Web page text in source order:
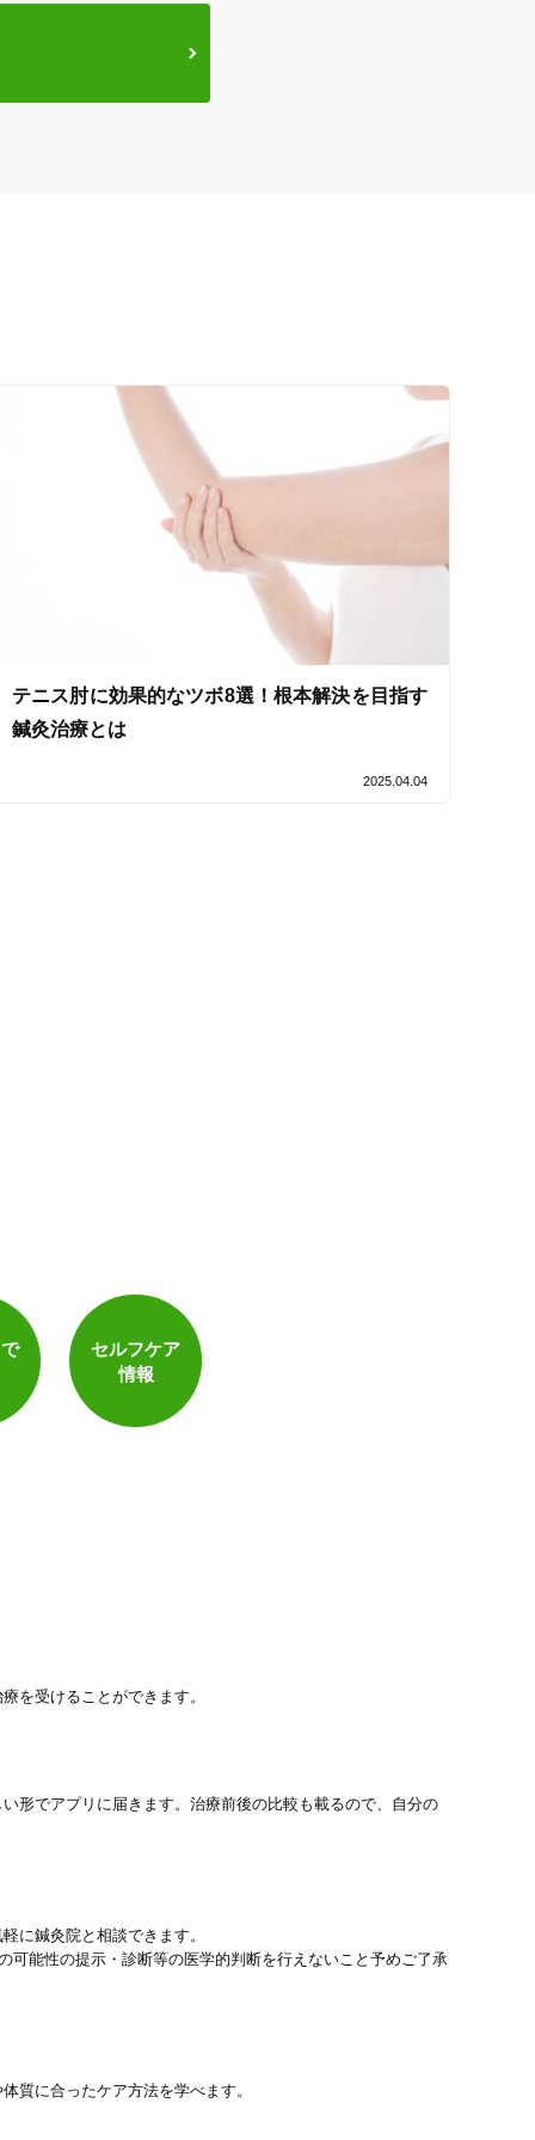
テニス肘に効果的なツボ8選！根本解決を目指す
鍼灸治療とは
2025.04.04
セルフケア
情報
を受けることができます。
形でアプリに届きます。治療前後の比較も載るので、自分の
に鍼灸院と相談できます。
能性の提示・診断等の医学的判断を行えないこと予めご了承
質に合ったケア方法を学べます。